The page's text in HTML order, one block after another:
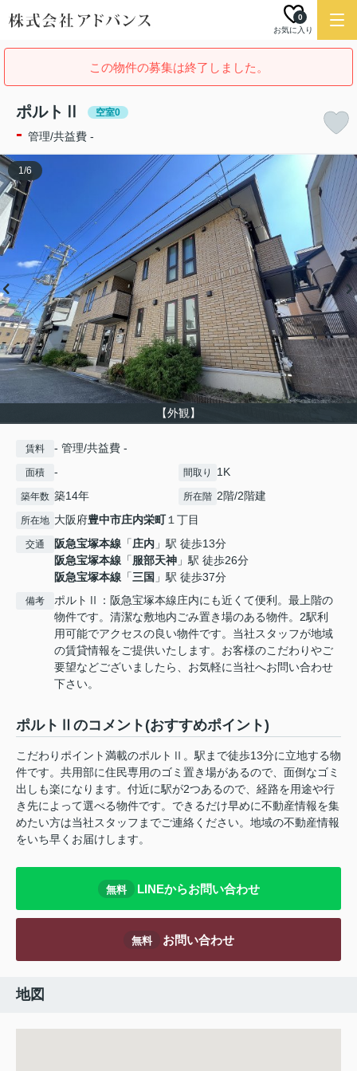
お気に入り
0
この物件の募集は終了しました。
ポルトⅡ 空室0
- 管理/共益費 -
【外観】
1/6
賃料 - 管理/共益費 -
面積 - 間取り 1K
築年数 築14年 所在階 2階/2階建
所在地 大阪府豊中市庄内栄町１丁目
交通 阪急宝塚本線 「庄内 」駅 徒歩13分
阪急宝塚本線 「服部天神 」駅 徒歩26分
阪急宝塚本線 「三国 」駅 徒歩37分
備考
ポルトⅡ：阪急宝塚本線庄内にも近くて便利。最上階の
物件です。清潔な敷地内ごみ置き場のある物件。2駅利
用可能でアクセスの良い物件です。当社スタッフが地域
の賃貸情報をご提供いたします。お客様のこだわりやご
要望などございましたら、お気軽に当社へお問い合わせ
下さい。
ポルトⅡのコメント(おすすめポイント)
こだわりポイント満載のポルトⅡ。駅まで徒歩13分に立地する物
件です。共用部に住民専用のゴミ置き場があるので、面倒なゴミ
出しも楽になります。付近に駅が2つあるので、経路を用途や行
き先によって選べる物件です。できるだけ早めに不動産情報を集
めたい方は当社スタッフまでご連絡ください。地域の不動産情報
をいち早くお届けします。
無料 LINEからお問い合わせ
無料 お問い合わせ
地図